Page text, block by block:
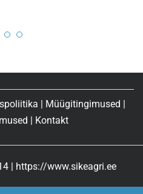
Müügitingimused
Kontakt
| https://www.sikeagri.ee